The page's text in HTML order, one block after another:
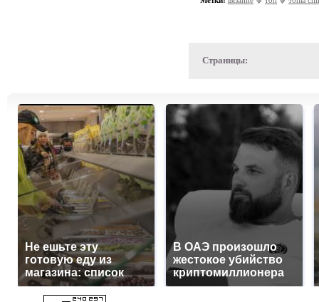
Страницы:
Не ешьте эту
готовую еду из
магазина: список
В ОАЭ произошло
жестокое убийство
криптомиллионера